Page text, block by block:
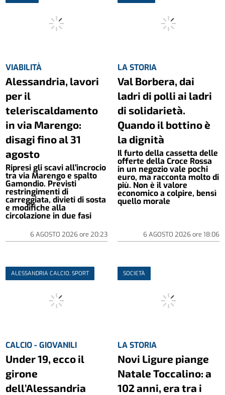
VIABILITÀ
Alessandria, lavori
per il
teleriscaldamento
in via Marengo:
disagi fino al 31
agosto
Ripresi gli scavi all'incrocio
tra via Marengo e spalto
Gamondio. Previsti
restringimenti di
carreggiata, divieti di sosta
e modifiche alla
circolazione in due fasi
6 AGOSTO 2026ore 20:23
LA STORIA
Val Borbera, dai
ladri di polli ai ladri
di solidarietà.
Quando il bottino è
la dignità
Il furto della cassetta delle
offerte della Croce Rossa
in un negozio vale pochi
euro, ma racconta molto di
più. Non è il valore
economico a colpire, bensì
quello morale
6 AGOSTO 2026ore 18:06
ALESSANDRIA CALCIO, SPORT
CALCIO - GIOVANILI
Under 19, ecco il
girone
dell’Alessandria
SOCIETÀ
LA STORIA
Novi Ligure piange
Natale Toccalino: a
102 anni, era tra i